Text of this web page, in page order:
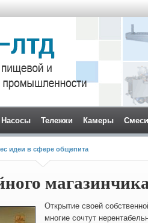
Насосы Тележки Камеры
идеи в сфере общепита
магазинчика
Открытие своей
многие сочтут